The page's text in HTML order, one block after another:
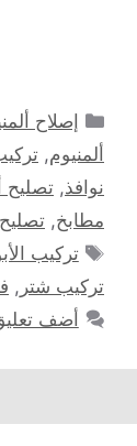
التصنيفات
إصلاح
ألمنيوم,
نوافذ, تصليح
مطابخ,
الوسوم
تركيب
تركيب شتر ,
أضف